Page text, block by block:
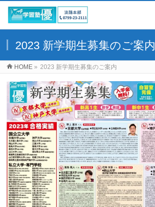
2023 新学期生募集のご案内
HOME » 2023 新学期生募集のご案内